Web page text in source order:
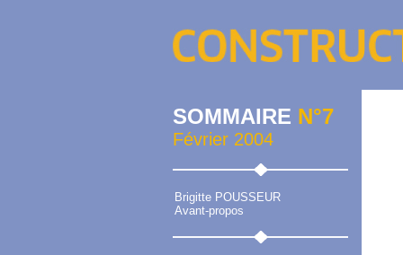
SOMMAIRE N°7
Février 2004
Brigitte POUSSEUR
Avant-propos